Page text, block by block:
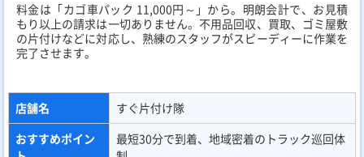
料金は「カゴ車パック 11,000円～」から。明朗会計で、お見積
もり以上の請求は一切ありません。不用品回収、買取、ゴミ屋敷
の片付けなどに対応し、熟練のスタッフがスピーディーに作業を
完了させます。
店舗名
すぐ片付け隊
おすすめポイン
最短30分で到着、地域密着のトラック巡回体